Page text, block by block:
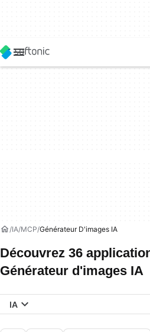
IA MCP Générateur D'images IA
Découvrez 36
Générateur d'images IA
IA